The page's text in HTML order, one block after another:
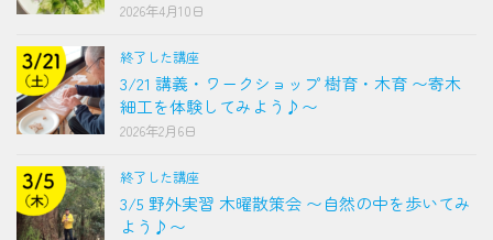
2026年4月10日
終了した講座
3/21 講義・ワークショップ 樹育・木育 〜寄木
細工を体験してみよう♪〜
2026年2月6日
終了した講座
3/5 野外実習 木曜散策会 〜自然の中を歩いてみ
よう♪〜